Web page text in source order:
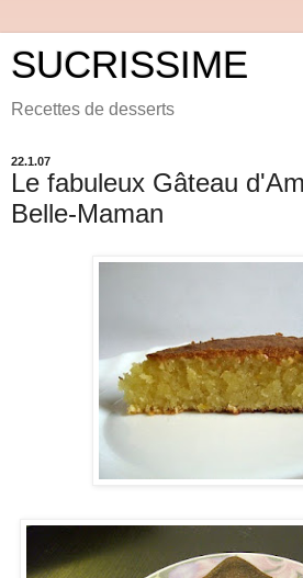
SUCRISSIME
Recettes de desserts
22.1.07
Le fabuleux Gâteau
Belle-Maman